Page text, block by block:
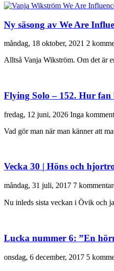
Ny säsong av We Are
måndag, 18 oktober, 2021 2
Alltså Vanja Wikström. Om det är
Flying Solo – 152. Hur
fredag, 12 juni, 2026 Inga
Vad gör man när man känner att
Vecka 30 | Höns och
måndag, 31 juli, 2017 7
Nu inleds sista veckan i Övik och
Lucka nummer 6: ”En
onsdag, 6 december, 2017 5